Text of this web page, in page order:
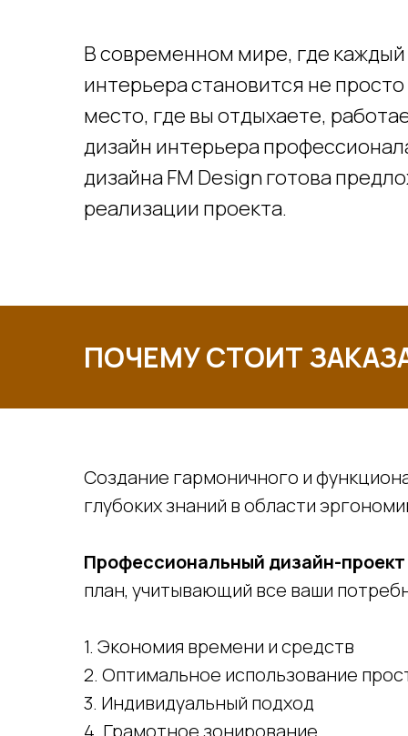
В современном мире, где
интерьера становится не
место, где вы отдыхаете,
дизайн интерьера
дизайна FM Design готова
реализации проекта.
ПОЧЕМУ СТОИТ
Создание гармоничного и
глубоких знаний в области
Профессиональный дизайн-
план, учитывающий все ваши
1. Экономия времени и средств
2. Оптимальное использование
3. Индивидуальный подход
4. Грамотное зонирование